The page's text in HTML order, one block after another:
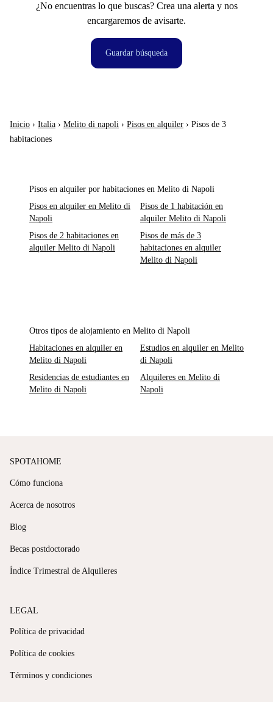
¿No encuentras lo que buscas? Crea una alerta y nos
encargaremos de avisarte.
Guardar búsqueda
Inicio › Italia › Melito di napoli › Pisos en alquiler › Pisos de 3
habitaciones
Pisos en alquiler por habitaciones en Melito di Napoli
Pisos en alquiler en Melito di
Napoli
Pisos de 1 habitación en
alquiler Melito di Napoli
Pisos de 2 habitaciones en
alquiler Melito di Napoli
Pisos de más de 3
habitaciones en alquiler
Melito di Napoli
Otros tipos de alojamiento en Melito di Napoli
Habitaciones en alquiler en
Melito di Napoli
Estudios en alquiler en Melito
di Napoli
Residencias de estudiantes en
Melito di Napoli
Alquileres en Melito di
Napoli
SPOTAHOME
Cómo funciona
Acerca de nosotros
Blog
Becas postdoctorado
Índice Trimestral de Alquileres
LEGAL
Política de privacidad
Política de cookies
Términos y condiciones